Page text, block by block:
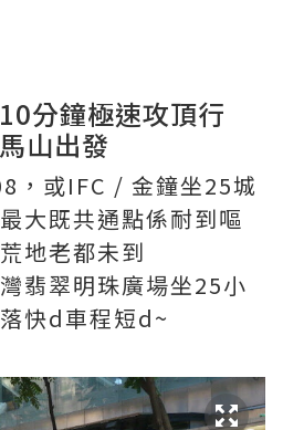
分鐘極速攻頂行
山出發
，或IFC / 金鐘坐25城
大既共通點係耐到嘔
地老都未到
翡翠明珠廣場坐25小
快d車程短d~